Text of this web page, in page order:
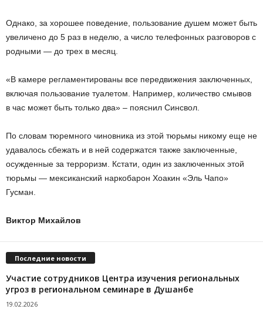
Однако, за хорошее поведение, пользование душем может быть
увеличено до 5 раз в неделю, а число телефонных разговоров с
родными — до трех в месяц.
«В камере регламентированы все передвижения заключенных,
включая пользование туалетом. Например, количество смывов
в час может быть только два» – пояснил Синсвол.
По словам тюремного чиновника из этой тюрьмы никому еще не
удавалось сбежать и в ней содержатся также заключенные,
осужденные за терроризм. Кстати, один из заключенных этой
тюрьмы — мексиканский наркобарон Хоакин «Эль Чапо»
Гусман.
Виктор Михайлов
Последние новости
Участие сотрудников Центра изучения региональных
угроз в региональном семинаре в Душанбе
19.02.2026